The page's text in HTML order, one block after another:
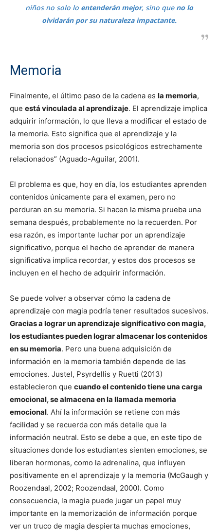
niños no solo lo entenderán mejor, sino que no lo
olvidarán por su naturaleza impactante.
Memoria
Finalmente, el último paso de la cadena es la memoria,
que está vinculada al aprendizaje. El aprendizaje implica
adquirir información, lo que lleva a modificar el estado de
la memoria. Esto significa que el aprendizaje y la
memoria son dos procesos psicológicos estrechamente
relacionados” (Aguado-Aguilar, 2001).
El problema es que, hoy en día, los estudiantes aprenden
contenidos únicamente para el examen, pero no
perduran en su memoria. Si hacen la misma prueba una
semana después, probablemente no la recuerden. Por
esa razón, es importante luchar por un aprendizaje
significativo, porque el hecho de aprender de manera
significativa implica recordar, y estos dos procesos se
incluyen en el hecho de adquirir información.
Se puede volver a observar cómo la cadena de
aprendizaje con magia podría tener resultados sucesivos.
Gracias a lograr un aprendizaje significativo con magia,
los estudiantes pueden lograr almacenar los contenidos
en su memoria. Pero una buena adquisición de
información en la memoria también depende de las
emociones. Justel, Psyrdellis y Ruetti (2013)
establecieron que cuando el contenido tiene una carga
emocional, se almacena en la llamada memoria
emocional. Ahí la información se retiene con más
facilidad y se recuerda con más detalle que la
información neutral. Esto se debe a que, en este tipo de
situaciones donde los estudiantes sienten emociones, se
liberan hormonas, como la adrenalina, que influyen
positivamente en el aprendizaje y la memoria (McGaugh y
Roozendaal, 2002; Roozendaal, 2000). Como
consecuencia, la magia puede jugar un papel muy
importante en la memorización de información porque
ver un truco de magia despierta muchas emociones,